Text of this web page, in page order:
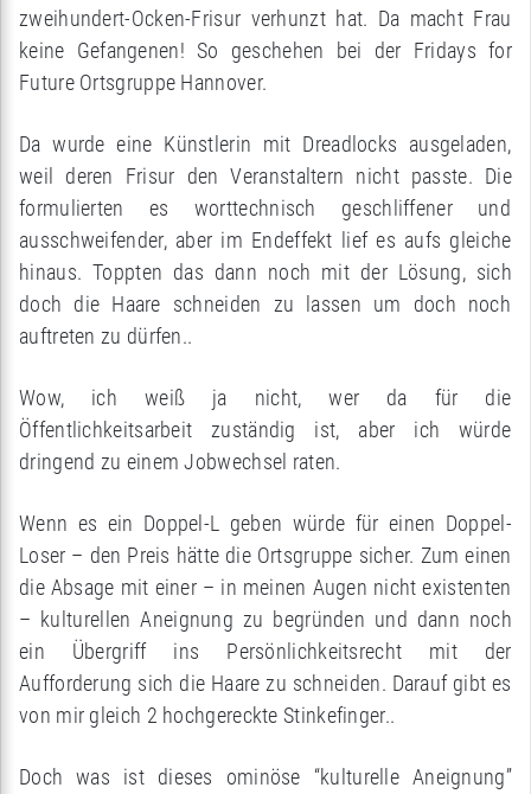
zweihundert-Ocken-Frisur verhunzt hat. Da macht Frau
keine Gefangenen! So geschehen bei der Fridays for
Future Ortsgruppe Hannover.
Da wurde eine Künstlerin mit Dreadlocks ausgeladen,
weil deren Frisur den Veranstaltern nicht passte. Die
formulierten es worttechnisch geschliffener und
ausschweifender, aber im Endeffekt lief es aufs gleiche
hinaus. Toppten das dann noch mit der Lösung, sich
doch die Haare schneiden zu lassen um doch noch
auftreten zu dürfen..
Wow, ich weiß ja nicht, wer da für die
Öffentlichkeitsarbeit zuständig ist, aber ich würde
dringend zu einem Jobwechsel raten.
Wenn es ein Doppel-L geben würde für einen Doppel-
Loser – den Preis hätte die Ortsgruppe sicher. Zum einen
die Absage mit einer – in meinen Augen nicht existenten
– kulturellen Aneignung zu begründen und dann noch
ein Übergriff ins Persönlichkeitsrecht mit der
Aufforderung sich die Haare zu schneiden. Darauf gibt es
von mir gleich 2 hochgereckte Stinkefinger..
Doch was ist dieses ominöse “kulturelle Aneignung”